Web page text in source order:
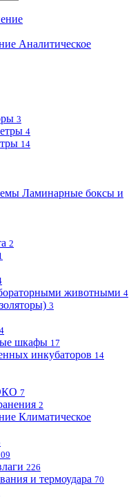
Аналитическое
3
4
14
Ламинарные боксы и
2
животными 4
3
4
шкафы 17
инкубаторов 14
7
2
Климатическое
226
и термоудара 70